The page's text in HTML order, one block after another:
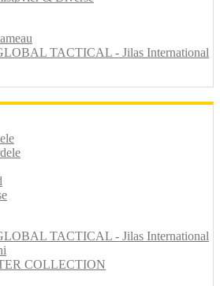
TACTICAL - Jilas International
TACTICAL - Jilas International
COLLECTION